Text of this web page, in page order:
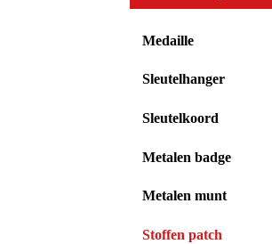
Medaille
Sleutelhanger
Sleutelkoord
Metalen badge
Metalen munt
Stoffen patch